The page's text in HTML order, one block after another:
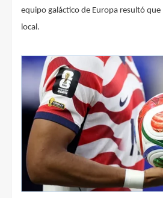
equipo galáctico de Europa resultó
local.